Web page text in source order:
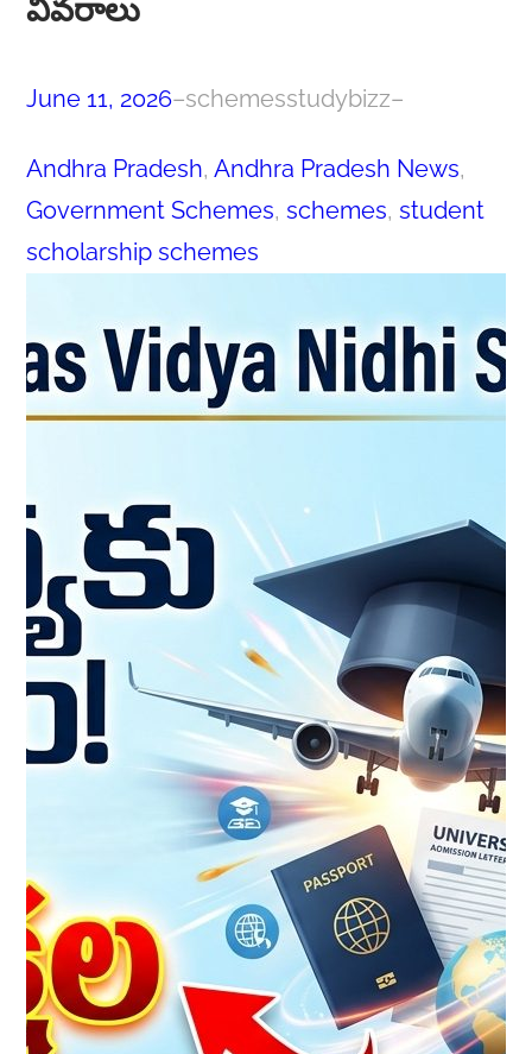
వివరాలు
June 11, 2026–schemesstudybizz–
Andhra Pradesh, Andhra Pradesh News
Government Schemes, schemes, student
scholarship schemes